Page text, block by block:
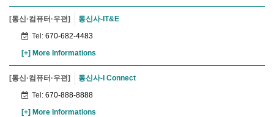
[통신·컴퓨터·우편]
통신사-IT&E
Tel: 670-682-4483
[+] More Informations
[통신·컴퓨터·우편]
통신사-I Connect
Tel: 670-888-8888
[+] More Informations